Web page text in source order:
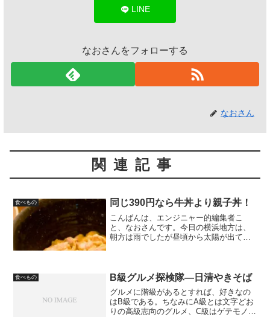
LINE
なおさんをフォローする
なおさん
関連記事
食べもの 同じ390円なら牛丼より親子丼！
こんばんは、エンジニャー的編集者こ
と、なおさんです。今日の横浜地方は、
朝方は雨でしたが昼頃から太陽が出て、
ば、某親子丼チェーンで、親子...
食べもの B級グルメ探検隊―日清やきそば
グルメに階級があるとすれば、好きなの
はB級である。ちなみにA級とは文字どお
りの高級志向のグルメ、C級はゲテモノ、